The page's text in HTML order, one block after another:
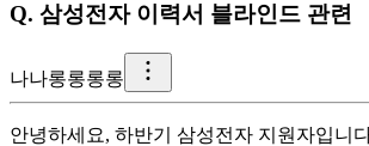
Q. 삼성전자 이력서 블라인드 관련
나나롱롱롱롱
안녕하세요, 하반기 삼성전자 지원자입니